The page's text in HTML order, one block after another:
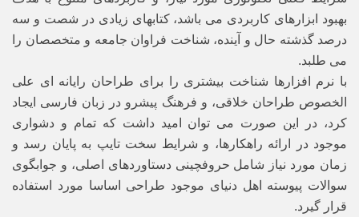
بهبود ابزارهای کاربردی می باشد، کتابهای زیادی در شصت و سه
درصد گذشته حال و آینده، شناخت فراوان جامعه و متخصصان را
می طلبد.
با نرم افزارها شناخت بیشتری را برای طراحان رایانه ای علی
الخصوص طراحان خلاقی، و فرهنگ پیشرو در زبان فارسی ایجاد
کرد، در این صورت می توان امید داشت که تمام و دشواری
موجود در ارائه راهکارها، و شرایط سخت تایپ به پایان رسد و
زمان مورد نیاز شامل حروفچینی دستاوردهای اصلی، و جوابگوی
سوالات پیوسته اهل دنیای موجود طراحی اساسا مورد استفاده
قرار گیرد.